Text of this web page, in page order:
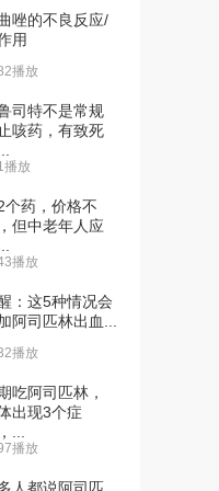
唑的不良反应/
用
播放
司特不是常规
咳药，有致死
播放
个药，价格不
但中老年人应
播放
：这5种情况会
阿司匹林出血...
播放
吃阿司匹林，
出现3个症
...
播放